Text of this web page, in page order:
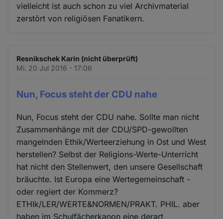
vielleicht ist auch schon zu viel Archivmaterial
zerstört von religiösen Fanatikern.
Resnikschek Karin (nicht überprüft)
Mi. 20 Jul 2016 - 17:06
Nun, Focus steht der CDU nahe
Nun, Focus steht der CDU nahe. Sollte man nicht
Zusammenhänge mit der CDU/SPD-gewollten
mangelnden Ethik/Werteerziehung in Ost und West
herstellen? Selbst der Religions-Werte-Unterricht
hat nicht den Stellenwert, den unsere Gesellschaft
bräuchte. Ist Europa eine Wertegemeinschaft -
oder regiert der Kommerz?
ETHIk/LER/WERTE&NORMEN/PRAKT. PHIL. aber
haben im Schulfächerkanon eine derart